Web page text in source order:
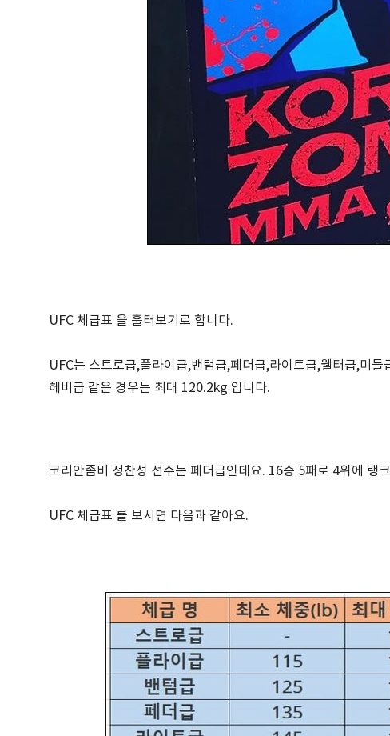
UFC 체급표 을 훌터보기로 합니다.
UFC는 스트로급,플라이급,밴텀급,페더급,라이트급,웰터급,미
헤비급 같은 경우는 최대 120.2kg 입니다.
코리안좀비 정찬성 선수는 페더급인데요. 16승 5패로 4위에 랭
UFC 체급표 를 보시면 다음과 같아요.